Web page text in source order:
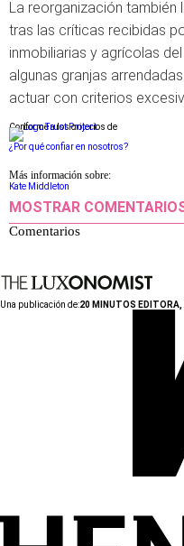
La reorganización también
tras las críticas recibidas
inmobiliarias y agrícolas
algunas granjas
actuar con criterios
Conforme a los criterios de
¿Por qué confiar en nosotros?
Más información sobre:
Kate Middleton
MOSTRAR
Comentarios
Una publicación de:20 MINUTOS EDITORA,